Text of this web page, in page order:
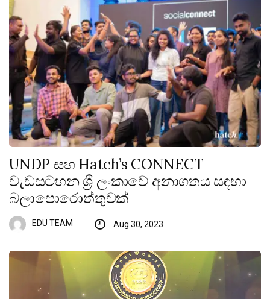
UNDP සහ Hatch’s CONNECT
වැඩසටහන ශ්‍රී ලංකාවේ අනාගතය සඳහා
බලාපොරොත්තුවක්
EDU TEAM Aug 30, 2023